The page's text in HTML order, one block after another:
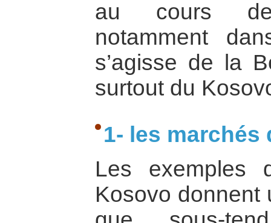
au cours
notamment
s’agisse de la
surtout du
1- les marchés
Les
Kosovo donnent